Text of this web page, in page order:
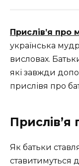
Прислів’я про
українська
висловах.
які завжди
прислівя про
Прислів’я
Як батьки
ставитимуться